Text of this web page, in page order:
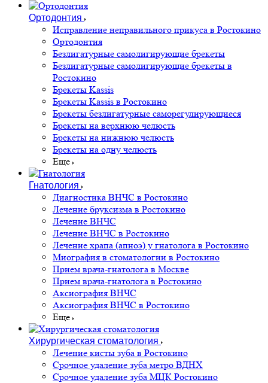
Ортодонтия
Исправление неправильного прикуса в Ростокино
Ортодонтия
Безлигатурные самолигирующие брекеты
Безлигатурные самолигирующие брекеты в
Ростокино
Брекеты Kassis
Брекеты Kassis в Ростокино
Брекеты безлигатурные саморегулирующиеся
Брекеты на верхнюю челюсть
Брекеты на нижнюю челюсть
Брекеты на одну челюсть
Еще
Гнатология
Диагностика ВНЧС в Ростокино
Лечение бруксизма в Ростокино
Лечение ВНЧС
Лечение ВНЧС в Ростокино
Лечение храпа (апноэ) у гнатолога в Ростокино
Миография в стоматологии в Ростокино
Прием врача-гнатолога в Москве
Прием врача-гнатолога в Ростокино
Аксиография ВНЧС
Аксиография ВНЧС в Ростокино
Еще
Хирургическая стоматология
Лечение кисты зуба в Ростокино
Срочное удаление зуба метро ВДНХ
Срочное удаление зуба МЦК Ростокино